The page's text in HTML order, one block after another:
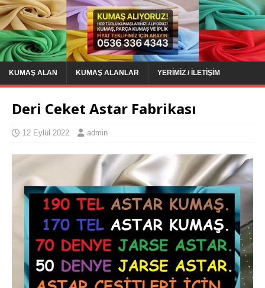
KUMAŞ ALAN KUMAŞ ALANLAR YERIMIZ / İLETIŞIM
Deri Ceket Astar Fabrikası
12 Eylül 2022 admin